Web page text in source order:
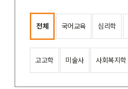
전체 국어교육 심리학
고고학 미술사 사회복지학